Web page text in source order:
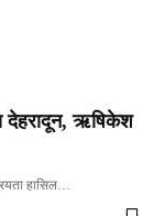
देहरादून, ऋषिकेश
हासिल…